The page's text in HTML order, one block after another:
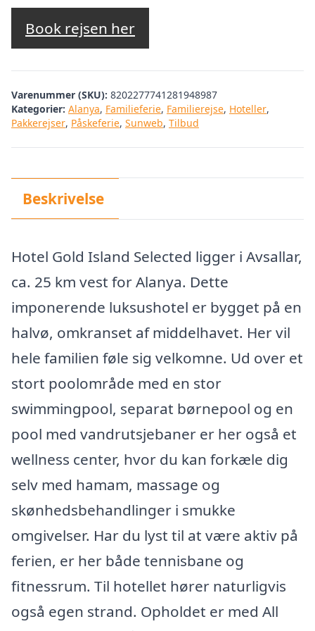
oprindelige
pris
var:
kr. 4.214,31.kr. 3.826,00.
Book rejsen her
Varenummer (SKU): 8202277741281948987
Kategorier: Alanya, Familieferie, Familierejse, Hoteller,
Pakkerejser, Påskeferie, Sunweb, Tilbud
Beskrivelse
Hotel Gold Island Selected ligger i Avsallar,
ca. 25 km vest for Alanya. Dette
imponerende luksushotel er bygget på en
halvø, omkranset af middelhavet. Her vil
hele familien føle sig velkomne. Ud over et
stort poolområde med en stor
swimmingpool, separat børnepool og en
pool med vandrutsjebaner er her også et
wellness center, hvor du kan forkæle dig
selv med hamam, massage og
skønhedsbehandlinger i smukke
omgivelser. Har du lyst til at være aktiv på
ferien, er her både tennisbane og
fitnessrum. Til hotellet hører naturligvis
også egen strand. Opholdet er med All